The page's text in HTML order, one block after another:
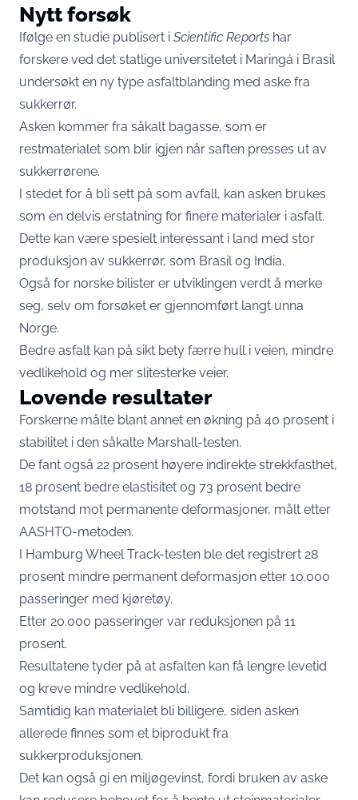
Nytt forsøk
Ifølge en studie publisert i Scientific Reports har
forskere ved det statlige universitetet i Maringá i Brasil
undersøkt en ny type asfaltblanding med aske fra
sukkerrør.
Asken kommer fra såkalt bagasse, som er
restmaterialet som blir igjen når saften presses ut av
sukkerrørene.
I stedet for å bli sett på som avfall, kan asken brukes
som en delvis erstatning for finere materialer i asfalt.
Dette kan være spesielt interessant i land med stor
produksjon av sukkerrør, som Brasil og India.
Også for norske bilister er utviklingen verdt å merke
seg, selv om forsøket er gjennomført langt unna
Norge.
Bedre asfalt kan på sikt bety færre hull i veien, mindre
vedlikehold og mer slitesterke veier.
Lovende resultater
Forskerne målte blant annet en økning på 40 prosent i
stabilitet i den såkalte Marshall-testen.
De fant også 22 prosent høyere indirekte strekkfasthet,
18 prosent bedre elastisitet og 73 prosent bedre
motstand mot permanente deformasjoner, målt etter
AASHTO-metoden.
I Hamburg Wheel Track-testen ble det registrert 28
prosent mindre permanent deformasjon etter 10.000
passeringer med kjøretøy.
Etter 20.000 passeringer var reduksjonen på 11
prosent.
Resultatene tyder på at asfalten kan få lengre levetid
og kreve mindre vedlikehold.
Samtidig kan materialet bli billigere, siden asken
allerede finnes som et biprodukt fra
sukkerproduksjonen.
Det kan også gi en miljøgevinst, fordi bruken av aske